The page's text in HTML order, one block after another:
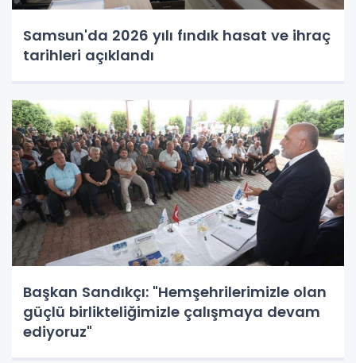
Samsun'da 2026 yılı fındık hasat ve ihraç
tarihleri açıklandı
Başkan Sandıkçı: "Hemşehrilerimizle olan
güçlü birlikteliğimizle çalışmaya devam
ediyoruz"